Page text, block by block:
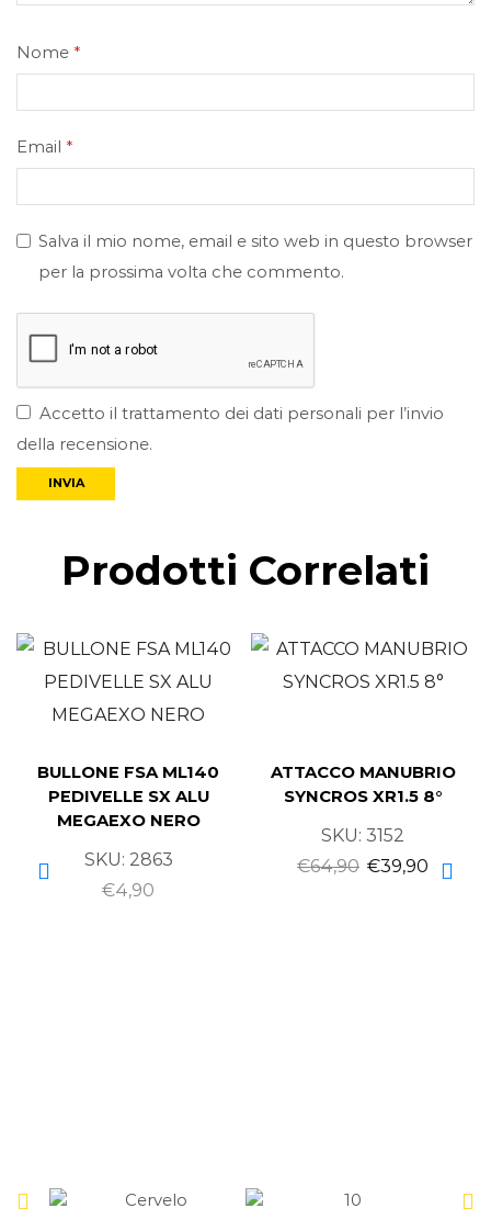
Nome *
Email *
Salva il mio nome, email e sito web in questo browser
per la prossima volta che commento.
Accetto il trattamento dei dati personali per l’invio
della recensione.
Prodotti Correlati
BULLONE FSA ML140
PEDIVELLE SX ALU
MEGAEXO NERO
SKU: 2863
€4,90
ATTACCO MANUBRIO
SYNCROS XR1.5 8°
SKU: 3152
€64,90 €39,90